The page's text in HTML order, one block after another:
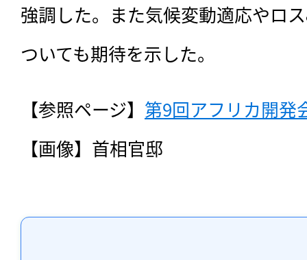
強調した。また気候変動適応やロ
ついても期待を示した。
【参照ページ】 第9回アフリカ開発
【画像】首相官邸